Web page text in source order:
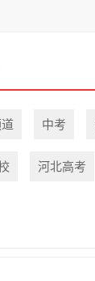
中考
河北高考